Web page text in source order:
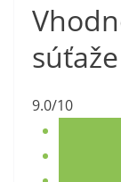
súťaže
9.0/10